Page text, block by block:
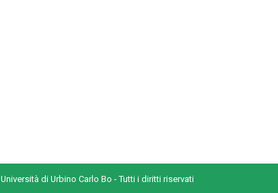
Università di Urbino Carlo Bo - Tutti i diritti riservati